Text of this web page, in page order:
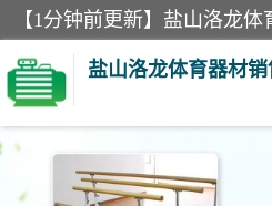
盐山洛龙体育器材销
单双杠